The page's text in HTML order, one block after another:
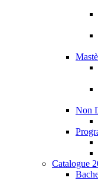
Non
Catalogue